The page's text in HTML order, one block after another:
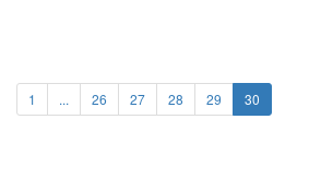
1 ... 26 27 28 29 30